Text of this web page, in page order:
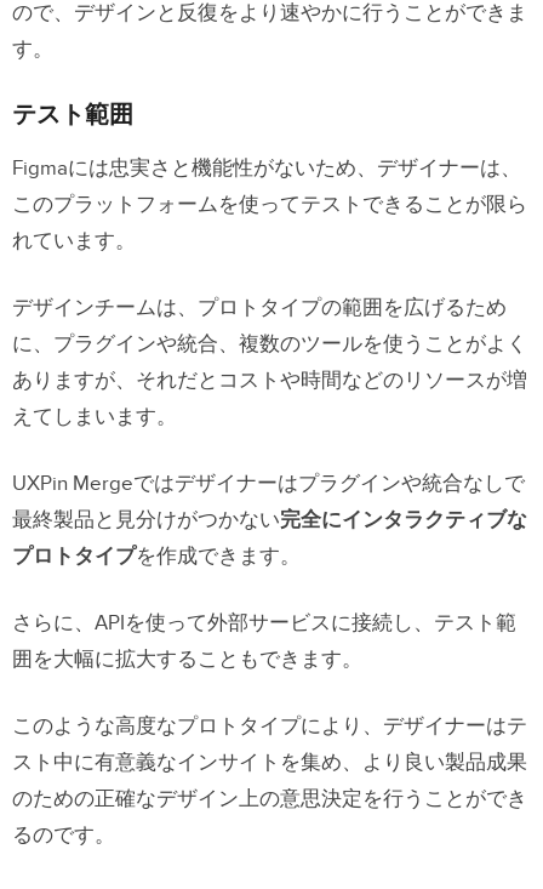
ので、デザインと反復をより速やかに行うことができま
す。
テスト範囲
Figmaには忠実さと機能性がないため、デザイナーは、
このプラットフォームを使ってテストできることが限ら
れています。
デザインチームは、プロトタイプの範囲を広げるため
に、プラグインや統合、複数のツールを使うことがよく
ありますが、それだとコストや時間などのリソースが増
えてしまいます。
UXPin Mergeではデザイナーはプラグインや統合なしで
最終製品と見分けがつかない完全にインタラクティブな
プロトタイプを作成できます。
さらに、APIを使って外部サービスに接続し、テスト範
囲を大幅に拡大することもできます。
このような高度なプロトタイプにより、デザイナーはテ
スト中に有意義なインサイトを集め、より良い製品成果
のための正確なデザイン上の意思決定を行うことができ
るのです。